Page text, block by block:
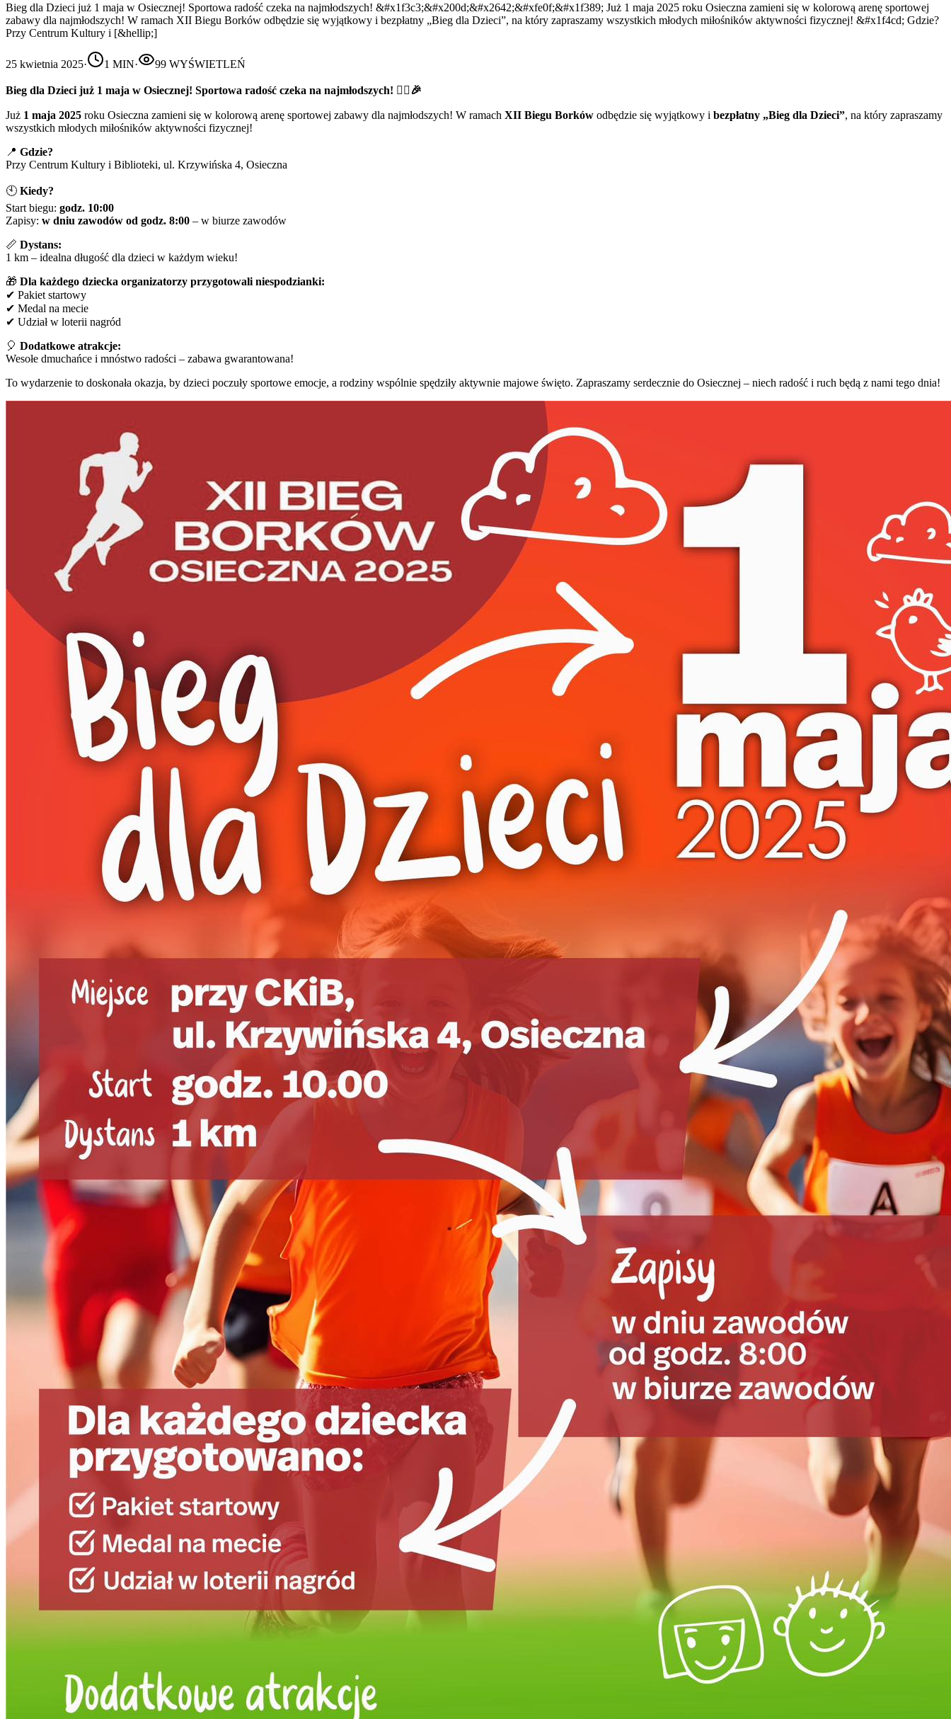
Bieg dla Dzieci już 1 maja w Osiecznej! Sportowa radość czeka na najmłodszych! &#x1f3c3;&#x200d;&#x2642;&#xfe0f;&#x1f389; Już 1 maja 2025 roku Osieczna zamieni się w kolorową arenę sportowej
zabawy dla najmłodszych! W ramach XII Biegu Borków odbędzie się wyjątkowy i bezpłatny „Bieg dla Dzieci”, na który zapraszamy wszystkich młodych miłośników aktywności fizycznej! &#x1f4cd; Gdzie?
Przy Centrum Kultury i [&hellip;]
25 kwietnia 2025· 1 MIN· 99 WYŚWIETLEŃ
Bieg dla Dzieci już 1 maja w Osiecznej! Sportowa radość czeka na najmłodszych! 🏃‍♂️🎉
Już 1 maja 2025 roku Osieczna zamieni się w kolorową arenę sportowej zabawy dla najmłodszych! W ramach XII Biegu Borków odbędzie się wyjątkowy i bezpłatny „Bieg dla Dzieci”, na który zapraszamy
wszystkich młodych miłośników aktywności fizycznej!
📍 Gdzie?
Przy Centrum Kultury i Biblioteki, ul. Krzywińska 4, Osieczna
🕙 Kiedy?
Start biegu: godz. 10:00
Zapisy: w dniu zawodów od godz. 8:00 – w biurze zawodów
📏 Dystans:
1 km – idealna długość dla dzieci w każdym wieku!
🎁 Dla każdego dziecka organizatorzy przygotowali niespodzianki:
✔ Pakiet startowy
✔ Medal na mecie
✔ Udział w loterii nagród
🎈 Dodatkowe atrakcje:
Wesołe dmuchańce i mnóstwo radości – zabawa gwarantowana!
To wydarzenie to doskonała okazja, by dzieci poczuły sportowe emocje, a rodziny wspólnie spędziły aktywnie majowe święto. Zapraszamy serdecznie do Osiecznej – niech radość i ruch będą z nami tego dnia!